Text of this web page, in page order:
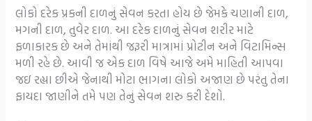
લોકો દરેક પ્રકની દાળનું સેવન કરતા હોય છે જેમકે ચણાની દાળ,
મગની દાળ, તુવેર દાળ. આ દરેક દાળનું સેવન શરીર માટે
ફળાકારક છે અને તેમાંથી જરૂરી માત્રામાં પ્રોટીન અને વિટામિન્સ
મળી રહે છે. આવી જ એક દાળ વિષે આજે અમે માહિતી આપવા
જઇ રહ્યા છીએ જેનાથી મોટા ભાગના લોકો અજાણ છે પરંતુ તેના
ફાયદા જાણીને તમે પણ તેનું સેવન શરુ કરી દેશો.